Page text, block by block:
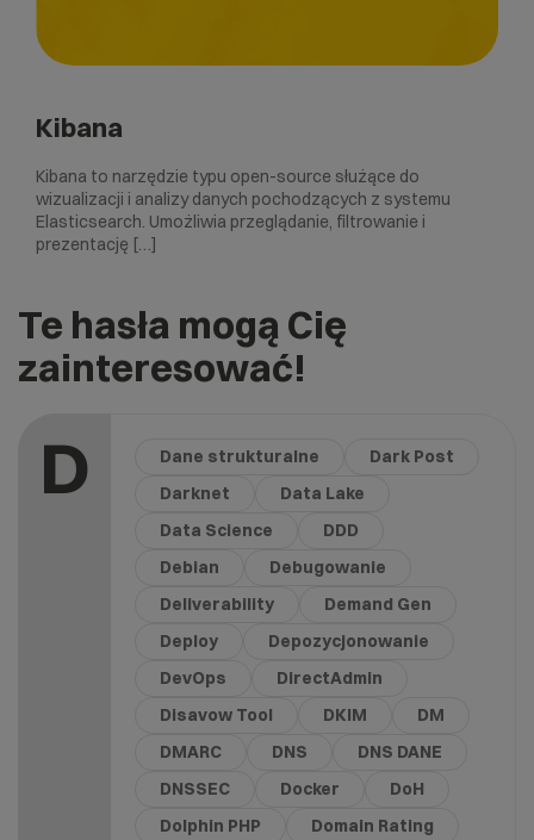
Kibana
Kibana to narzędzie typu open-source służące do
wizualizacji i analizy danych pochodzących z systemu
Elasticsearch. Umożliwia przeglądanie, filtrowanie i
prezentację […]
Te hasła mogą Cię
zainteresować!
D Dane strukturalne
Dark Post
Darknet
Data Lake
Data Science
DDD
Debian
Debugowanie
Deliverability
Demand Gen
Deploy
Depozycjonowanie
DevOps
DirectAdmin
Disavow Tool
DKIM
DM
DMARC
DNS
DNS DANE
DNSSEC
Docker
DoH
Dolphin PHP
Domain Rating